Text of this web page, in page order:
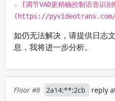
- [调节VAD更精确控制语音识别
(https://
如仍无法解决，请提供日志
息，我将进一步分析。
Floor #6 2a14:**:2cb reply